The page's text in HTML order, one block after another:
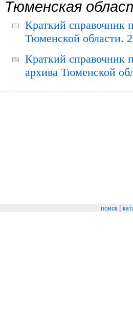
Тюменская
Краткий справочник
Тюменской области.
Краткий справочник
архива Тюменской
поиск